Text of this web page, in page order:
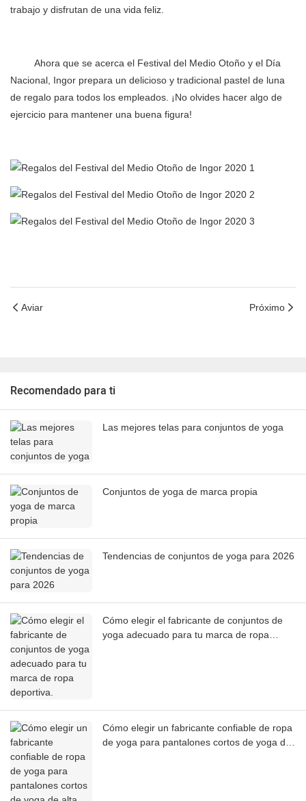
trabajo y disfrutan de una vida feliz.
Ahora que se acerca el Festival del Medio Otoño y el Día
Nacional, Ingor prepara un delicioso y tradicional pastel de luna
de regalo para todos los empleados. ¡No olvides hacer algo de
ejercicio para mantener una buena figura!
Aviar Próximo
Recomendado para ti
Las mejores telas para conjuntos de yoga
Conjuntos de yoga de marca propia
Tendencias de conjuntos de yoga para 2026
Cómo elegir el fabricante de conjuntos de
yoga adecuado para tu marca de ropa
Cómo elegir un fabricante confiable de ropa
de yoga para pantalones cortos de yoga de